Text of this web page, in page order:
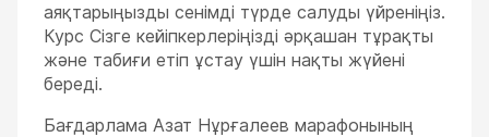
аяқтарыңызды сенімді түрде салуды үйреніңіз.
Курс Сізге кейіпкерлеріңізді әрқашан тұрақты
және табиғи етіп ұстау үшін нақты жүйені
береді.
Бағдарлама Азат Нұрғалеев марафонының